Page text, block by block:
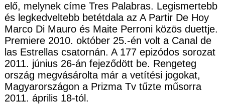
elő, melynek címe Tres Palabras. Legismertebb
és legkedveltebb betétdala az A Partir De Hoy
Marco Di Mauro és Maite Perroni közös duettje.
Premiere 2010. október 25.-én volt a Canal de
las Estrellas csatornán. A 177 epizódos sorozat
2011. június 26-án fejeződött be. Rengeteg
ország megvásárolta már a vetítési jogokat,
Magyarországon a Prizma Tv tűzte műsorra
2011. április 18-tól.